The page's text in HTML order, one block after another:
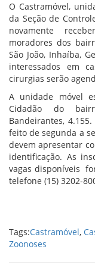
O Castramóvel,
da Seção de
novamente
moradores dos
São João, Inhaíba,
interessados em
cirurgias serão
A unidade móvel
Cidadão do
Bandeirantes,
feito de segunda a
devem apresentar
identificação. As
vagas disponíveis
telefone (15) 3202-
Tags:Castramóvel,
Zoonoses